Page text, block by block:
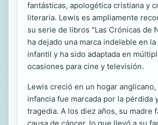
fantásticas, apologética cristiana y
literaria. Lewis es ampliamente
su serie de libros "Las Crónicas de
ha dejado una marca indeleble en
infantil y ha sido adaptada en
ocasiones para cine y televisión.
Lewis creció en un hogar anglicano,
infancia fue marcada por la pérdida
tragedia. A los diez años, su madre